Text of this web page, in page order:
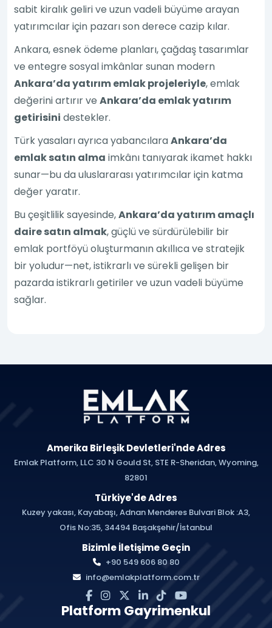
sabit kiralık geliri ve uzun vadeli büyüme arayan
yatırımcılar için pazarı son derece cazip kılar.
Ankara, esnek ödeme planları, çağdaş tasarımlar
ve entegre sosyal imkânlar sunan modern
Ankara’da yatırım emlak projeleriyle, emlak
değerini artırır veAnkara’da emlak yatırım
getirisini destekler.
Türk yasaları ayrıca yabancılaraAnkara’da
emlak satın alma imkânı tanıyarak ikamet hakkı
sunar—bu da uluslararası yatırımcılar için katma
değer yaratır.
Bu çeşitlilik sayesinde,Ankara’da yatırım amaçlı
daire satın almak, güçlü ve sürdürülebilir bir
emlak portföyü oluşturmanın akıllıca ve stratejik
bir yoludur—net, istikrarlı ve sürekli gelişen bir
pazarda istikrarlı getiriler ve uzun vadeli büyüme
sağlar.
Amerika Birleşik Devletleri'nde Adres
Emlak Platform, LLC 30 N Gould St, STE R-Sheridan, Wyoming,
82801
Türkiye'de Adres
Kuzey yakası, Kayabaşı, Adnan Menderes Bulvari Blok :A3,
Ofis No:35, 34494 Başakşehir/İstanbul
Bizimle İletişime Geçin
+90 549 606 80 80
info@emlakplatform.com.tr
Platform Gayrimenkul